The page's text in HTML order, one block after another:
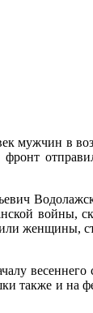
мужчин в
войны,
женщины,
весеннего
также и